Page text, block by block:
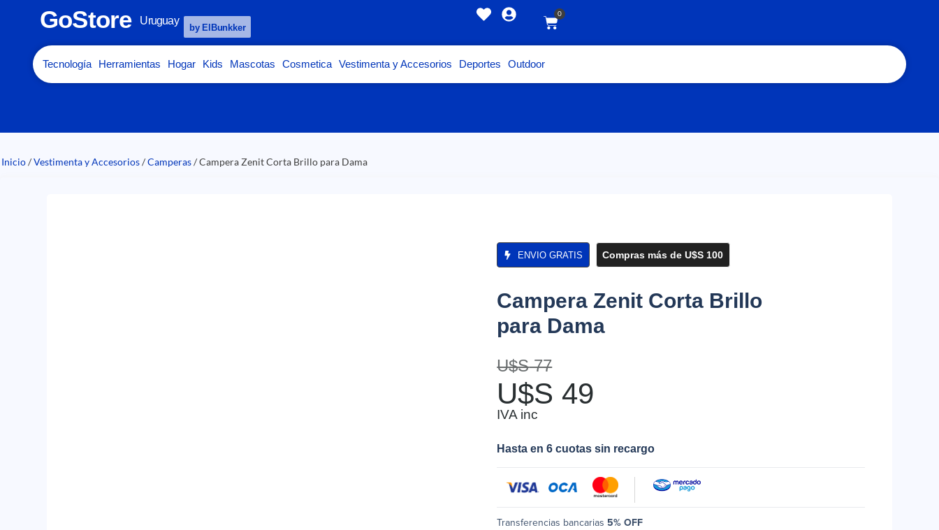
GoStore Uruguay
by ElBunkker
0
Tecnología Herramientas Hogar Kids Mascotas Cosmetica Vestimenta y Accesorios Deportes Outdoor
Inicio/Vestimenta y Accesorios/Camperas/ Campera Zenit Corta Brillo para Dama
ENVIO GRATIS Compras más de U$S 100
Campera Zenit Corta Brillo
para Dama
U$S77
U$S 49
IVA inc
Hasta en 6 cuotas sin recargo
Transferencias bancarias 5% OFF